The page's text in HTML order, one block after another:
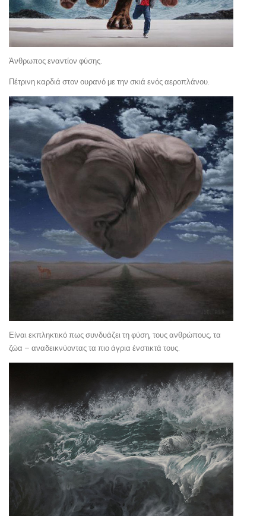
Άνθρωπος εναντίον φύσης.
Πέτρινη καρδιά στον ουρανό με την σκιά ενός αεροπλάνου.
Είναι εκπληκτικό πως συνδυάζει τη φύση, τους ανθρώπους, τα
ζώα – αναδεικνύοντας τα πιο άγρια ένστικτά τους.